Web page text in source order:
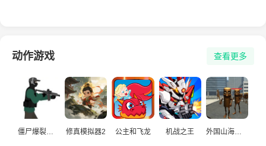
动作游戏 查看更多
修真模拟器2 公主和飞龙 机战之王 外国山海之木棍人跑酷